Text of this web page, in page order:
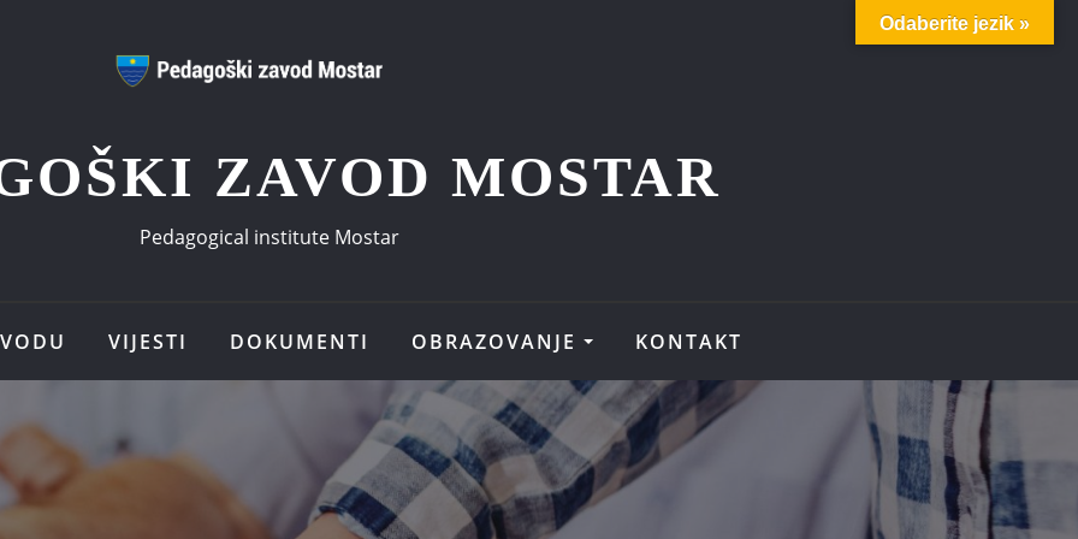
ZAVOD MOSTAR
Pedagogical institute Mostar
VIJESTI DOKUMENTI OBRAZOVANJE KONTAKT
Odaberite jezik »